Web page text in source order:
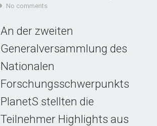
No comments
An der zweiten
Generalversammlung des
Nationalen
Forschungsschwerpunkts
PlanetS stellten die
Teilnehmer Highlights aus